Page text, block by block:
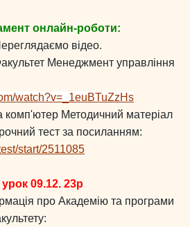
онлайн-роботи:
відео.
Менеджмент управління
watch?v=_1euBTuZzHs
комп'ютер Методичний матеріал
тест за посиланням:
start/2511085
09.12. 23р
про Академію та програми